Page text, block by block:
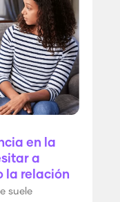
en la
a
la relación
suele